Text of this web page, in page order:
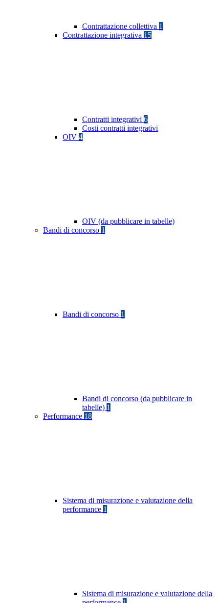
Contrattazione collettiva 1
Contrattazione integrativa 15
Contratti integrativi 6
Costi contratti integrativi
OIV 4
OIV (da pubblicare in tabelle)
Bandi di concorso 1
Bandi di concorso 1
Bandi di concorso (da pubblicare in
tabelle) 1
Performance 18
Sistema di misurazione e valutazione della
performance 1
Sistema di misurazione e valutazione della